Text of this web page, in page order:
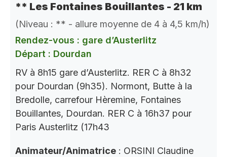
** Les Fontaines Bouillantes - 21 km
(Niveau : ** - allure moyenne de 4 à 4,5 km/h)
Rendez-vous : gare d’Austerlitz
Départ : Dourdan
RV à 8h15 gare d’Austerlitz. RER C à 8h32
pour Dourdan (9h35). Normont, Butte à la
Bredolle, carrefour Hèremine, Fontaines
Bouillantes, Dourdan. RER C à 16h37 pour
Paris Austerlitz (17h43
Animateur/Animatrice : ORSINI Claudine